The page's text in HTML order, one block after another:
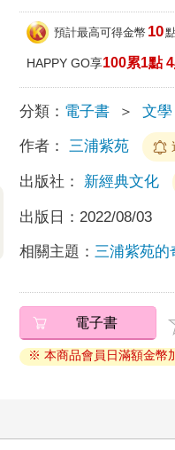
預計最高可得金幣 10
HAPPY GO享100累1點
分類： 電子書 ＞ 文學
作者： 三浦紫苑
出版社： 新經典文化
出版日： 2022/08/03
相關主題： 三浦紫苑的
電子書
※ 本商品會員日滿額金幣